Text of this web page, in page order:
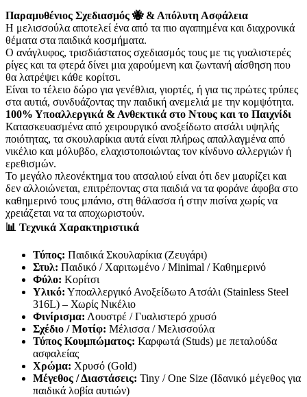
Παραμυθένιος Σχεδιασμός 🐝 & Απόλυτη Ασφάλεια
Η μελισσούλα αποτελεί ένα από τα πιο αγαπημένα και διαχρονικά
θέματα στα παιδικά κοσμήματα.
Ο ανάγλυφος, τρισδιάστατος σχεδιασμός τους με τις γυαλιστερές
ρίγες και τα φτερά δίνει μια χαρούμενη και ζωντανή αίσθηση που
θα λατρέψει κάθε κορίτσι.
Είναι το τέλειο δώρο για γενέθλια, γιορτές, ή για τις πρώτες τρύπες
στα αυτιά, συνδυάζοντας την παιδική ανεμελιά με την κομψότητα.
100% Υποαλλεργικά & Ανθεκτικά στο Ντους και το Παιχνίδι
Κατασκευασμένα από χειρουργικό ανοξείδωτο ατσάλι υψηλής
ποιότητας, τα σκουλαρίκια αυτά είναι πλήρως απαλλαγμένα από
νικέλιο και μόλυβδο, ελαχιστοποιώντας τον κίνδυνο αλλεργιών ή
ερεθισμών.
Το μεγάλο πλεονέκτημα του ατσαλιού είναι ότι δεν μαυρίζει και
δεν αλλοιώνεται, επιτρέποντας στα παιδιά να τα φοράνε άφοβα στο
καθημερινό τους μπάνιο, στη θάλασσα ή στην πισίνα χωρίς να
χρειάζεται να τα αποχωριστούν.
📊 Τεχνικά Χαρακτηριστικά
Τύπος: Παιδικά Σκουλαρίκια (Ζευγάρι)
Στυλ: Παιδικό / Χαριτωμένο / Minimal / Καθημερινό
Φύλο: Κορίτσι
Υλικό: Υποαλλεργικό Ανοξείδωτο Ατσάλι (Stainless Steel
316L) – Χωρίς Νικέλιο
Φινίρισμα: Λουστρέ / Γυαλιστερό χρυσό
Σχέδιο / Μοτίφ: Μέλισσα / Μελισσούλα
Τύπος Κουμπώματος: Καρφωτά (Studs) με πεταλούδα
ασφαλείας
Χρώμα: Χρυσό (Gold)
Μέγεθος / Διαστάσεις: Tiny / One Size (Ιδανικό μέγεθος για
παιδικά λοβία αυτιών)